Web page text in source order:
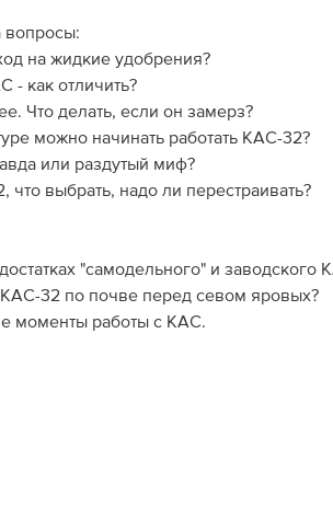
вопросы:
на жидкие удобрения?
- как отличить?
Что делать, если он замерз?
можно начинать работать КАС-32?
или раздутый миф?
выбрать, надо ли перестраивать?
"самодельного" и заводского
32 по почве перед севом яровых?
моменты работы с КАС.